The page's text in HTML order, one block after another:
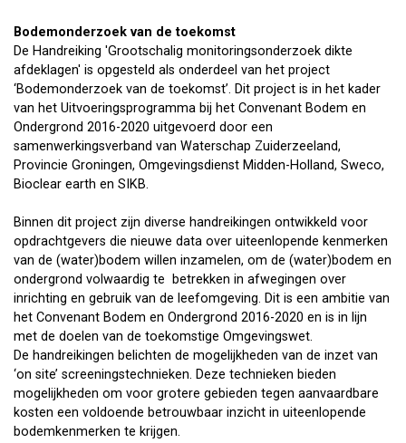
Bodemonderzoek van de toekomst
De Handreiking 'Grootschalig monitoringsonderzoek dikte
afdeklagen' is opgesteld als onderdeel van het project
‘Bodemonderzoek van de toekomst’. Dit project is in het kader
van het Uitvoeringsprogramma bij het Convenant Bodem en
Ondergrond 2016-2020 uitgevoerd door een
samenwerkingsverband van Waterschap Zuiderzeeland,
Provincie Groningen, Omgevingsdienst Midden-Holland, Sweco,
Bioclear earth en SIKB.
Binnen dit project zijn diverse handreikingen ontwikkeld voor
opdrachtgevers die nieuwe data over uiteenlopende kenmerken
van de (water)bodem willen inzamelen, om de (water)bodem en
ondergrond volwaardig te betrekken in afwegingen over
inrichting en gebruik van de leefomgeving. Dit is een ambitie van
het Convenant Bodem en Ondergrond 2016-2020 en is in lijn
met de doelen van de toekomstige Omgevingswet.
De handreikingen belichten de mogelijkheden van de inzet van
‘on site’ screeningstechnieken. Deze technieken bieden
mogelijkheden om voor grotere gebieden tegen aanvaardbare
kosten een voldoende betrouwbaar inzicht in uiteenlopende
bodemkenmerken te krijgen.